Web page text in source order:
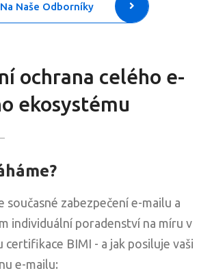
Naše Odborníky
ochrana celého e-
ekosystému
současné zabezpečení e-mailu a
individuální poradenství na míru v
certifikace BIMI - a jak posiluje vaši
e-mailu: